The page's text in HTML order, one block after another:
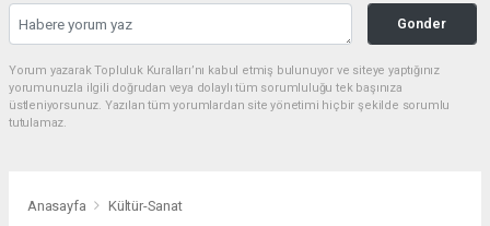
Gonder
Yorum yazarak Topluluk Kuralları’nı kabul etmiş bulunuyor ve siteye yaptığınız
yorumunuzla ilgili doğrudan veya dolaylı tüm sorumluluğu tek başınıza
üstleniyorsunuz. Yazılan tüm yorumlardan site yönetimi hiçbir şekilde sorumlu
tutulamaz.
Anasayfa Kültür-Sanat